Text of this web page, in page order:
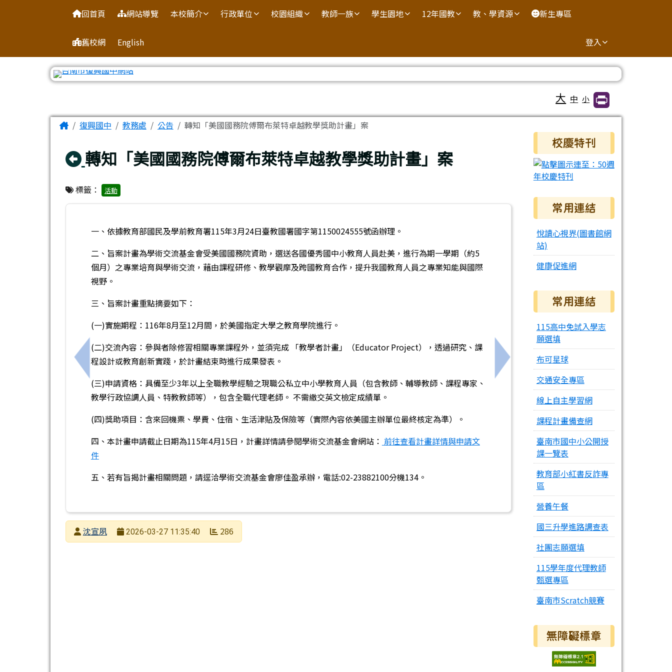
臺南市復興國中網站
回首頁 網站導覽 本校簡介 行政單位 校園組織 教師一族 學生園地 12年國教 教、學資源 新生專區
舊校網 English 登入
大 中 小
主內容區域
Home復興國中 教務處 公告 轉知「美國國務院傅爾布萊特卓越教學獎助計畫」案
回上頁
轉知「美國國務院傅爾布萊特卓越教學獎助計畫」案
標籤： 活動
上一筆：「老師的英語課：課堂實用英語（線上課程）English Programs for Teachers: English in the Classroom」
一、依據教育部國民及學前教育署115年3月24日臺教國署國字第1150024555號函辦理。
二、旨案計畫為學術交流基金會受美國國務院資助，選送各國優秀國中小教育人員赴美，進行為期一學期（約5
個月）之專業培育與學術交流，藉由課程研修、教學觀摩及跨國教育合作，提升我國教育人員之專業知能與國際
視野。
三、旨案計畫重點摘要如下：
(一)實施期程：116年8月至12月間，於美國指定大學之教育學院進行。
(二)交流內容：參與者除修習相關專業課程外，並須完成 「教學者計畫」（Educator Project），透過研究、課
程設計或教育創新實踐，於計畫結束時進行成果發表。
(三)申請資格：具備至少3年以上全職教學經驗之現職公私立中小學教育人員（包含教師、輔導教師、課程專家、
教學行政協調人員、特教教師等），包含全職代理老師。 不需繳交英文檢定成績單。
(四)獎助項目：含來回機票、學費、住宿、生活津貼及保險等（實際內容依美國主辦單位最終核定為準）。
四、本計畫申請截止日期為115年4月15日，計畫詳情請參閱學術交流基金會網站： 前往查看計畫詳情與申請文
件
五、若有旨揭計畫相關問題，請逕洽學術交流基金會廖佳盈承辦，電話:02-23882100分機134。
下一筆：轉知國立高雄師範大學辦理115年「
發布者沈宣夙
2026-03-27 11:35:40 286
右邊區域內容
校慶特刊
常用連結
悅讀心視界(圖書館網
站)
健康促進網
常用連結
115高中免試入學志
願選填
布可星球
交通安全專區
線上自主學習網
課程計畫備查網
臺南市國中小公開授
課一覽表
教育部小紅書反詐專
區
營養午餐
國三升學進路調查表
社團志願選填
115學年度代理教師
甄選專區
臺南市Scratch競賽
無障礙標章
頁尾區域